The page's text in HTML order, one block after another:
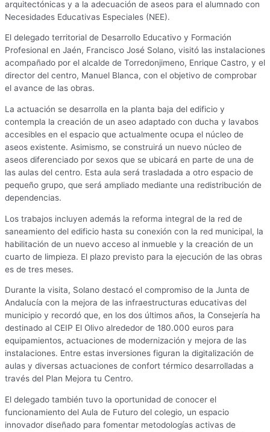
arquitectónicas y a la adecuación de aseos para el alumnado con
Necesidades Educativas Especiales (NEE).
El delegado territorial de Desarrollo Educativo y Formación
Profesional en Jaén, Francisco José Solano, visitó las instalaciones
acompañado por el alcalde de Torredonjimeno, Enrique Castro, y el
director del centro, Manuel Blanca, con el objetivo de comprobar
el avance de las obras.
La actuación se desarrolla en la planta baja del edificio y
contempla la creación de un aseo adaptado con ducha y lavabos
accesibles en el espacio que actualmente ocupa el núcleo de
aseos existente. Asimismo, se construirá un nuevo núcleo de
aseos diferenciado por sexos que se ubicará en parte de una de
las aulas del centro. Esta aula será trasladada a otro espacio de
pequeño grupo, que será ampliado mediante una redistribución de
dependencias.
Los trabajos incluyen además la reforma integral de la red de
saneamiento del edificio hasta su conexión con la red municipal, la
habilitación de un nuevo acceso al inmueble y la creación de un
cuarto de limpieza. El plazo previsto para la ejecución de las obras
es de tres meses.
Durante la visita, Solano destacó el compromiso de la Junta de
Andalucía con la mejora de las infraestructuras educativas del
municipio y recordó que, en los dos últimos años, la Consejería ha
destinado al CEIP El Olivo alrededor de 180.000 euros para
equipamientos, actuaciones de modernización y mejora de las
instalaciones. Entre estas inversiones figuran la digitalización de
aulas y diversas actuaciones de confort térmico desarrolladas a
través del Plan Mejora tu Centro.
El delegado también tuvo la oportunidad de conocer el
funcionamiento del Aula de Futuro del colegio, un espacio
innovador diseñado para fomentar metodologías activas de